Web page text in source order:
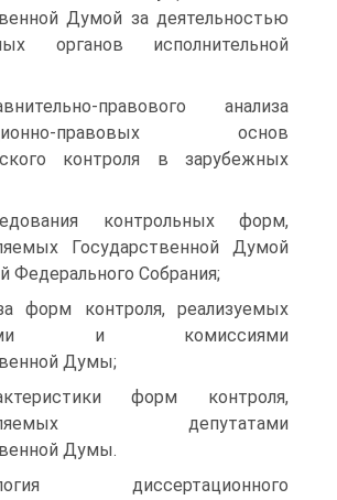
Думой за деятельностью
органов исполнительной
правового анализа
правовых основ
контроля в зарубежных
контрольных форм,
Государственной Думой
Федерального Собрания;
форм контроля, реализуемых
и комиссиями
Думы;
форм контроля,
депутатами
Думы.
диссертационного